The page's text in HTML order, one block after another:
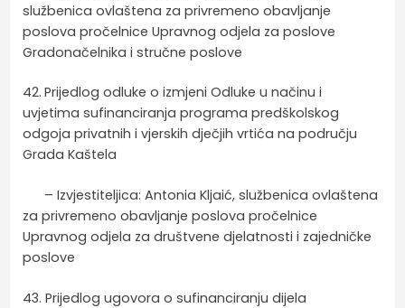
službenica ovlaštena za privremeno obavljanje
poslova pročelnice Upravnog odjela za poslove
Gradonačelnika i stručne poslove
42. Prijedlog odluke o izmjeni Odluke u načinu i
uvjetima sufinanciranja programa predškolskog
odgoja privatnih i vjerskih dječjih vrtića na području
Grada Kaštela
– Izvjestiteljica: Antonia Kljaić, službenica ovlaštena
za privremeno obavljanje poslova pročelnice
Upravnog odjela za društvene djelatnosti i zajedničke
poslove
43. Prijedlog ugovora o sufinanciranju dijela